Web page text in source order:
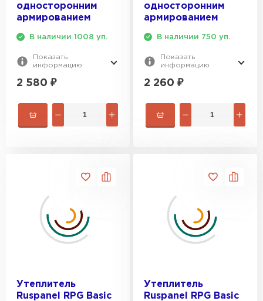
односторонним
армированием
В наличии 1008 уп.
Показать
информацию
2 580 ₽
односторонним
армированием
В наличии 750 уп.
Показать
информацию
2 260 ₽
Утеплитель
Ruspanel RPG Basic
Утеплитель
Ruspanel RPG Basic